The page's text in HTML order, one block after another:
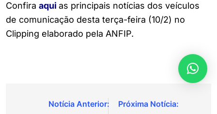
Confira aqui as principais notícias dos veículos
de comunicação desta terça-feira (10/2) no
Clipping elaborado pela ANFIP.
Navegação